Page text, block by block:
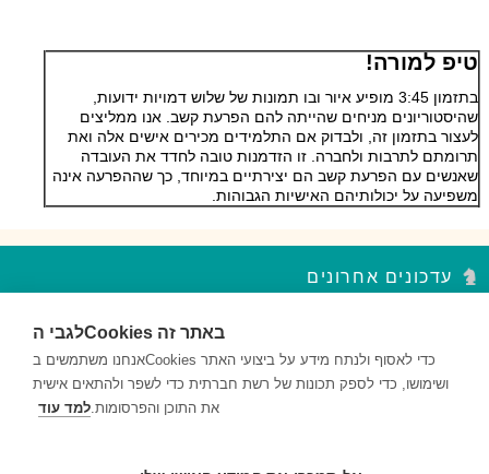
טיפ למורה!
בתזמון 3:45 מופיע איור ובו תמונות של שלוש דמויות ידועות,
שהיסטוריונים מניחים שהייתה להם הפרעת קשב. אנו ממליצים
לעצור בתזמון זה, ולבדוק אם התלמידים מכירים אישים אלה ואת
תרומתם לתרבות ולחברה. זו הזדמנות טובה לחדד את העובדה
שאנשים עם הפרעת קשב הם יצירתיים במיוחד, כך שההפרעה אינה
משפיעה על יכולותיהם האישיות הגבוהות.
עדכונים אחרונים
השאלות במקבץ נקודות העצירה מעודדות למידה ברמות חשיבה שונות...
השאלות במקבץ נקודות העצירה מעודדות למידה ברמות חשיבה שונות...
לגבי הCookies באתר זה
אנחנו משתמשים בCookies כדי לאסוף ולנתח מידע על ביצועי האתר
ושימושו, כדי לספק תכונות של רשת חברתית כדי לשפר ולהתאים אישית
את התוכן והפרסומות.למד עוד